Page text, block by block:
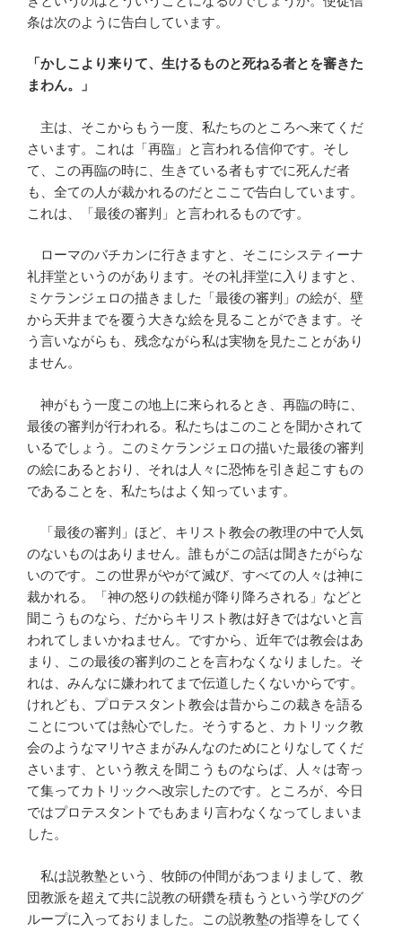
条は次のように告白しています。
「かしこより来りて、生けるものと死ねる者とを審きた
まわん。」
主は、そこからもう一度、私たちのところへ来てくだ
さいます。これは「再臨」と言われる信仰です。そし
て、この再臨の時に、生きている者もすでに死んだ者
も、全ての人が裁かれるのだとここで告白しています。
これは、「最後の審判」と言われるものです。
ローマのバチカンに行きますと、そこにシスティーナ
礼拝堂というのがあります。その礼拝堂に入りますと、
ミケランジェロの描きました「最後の審判」の絵が、壁
から天井までを覆う大きな絵を見ることができます。そ
う言いながらも、残念ながら私は実物を見たことがあり
ません。
神がもう一度この地上に来られるとき、再臨の時に、
最後の審判が行われる。私たちはこのことを聞かされて
いるでしょう。このミケランジェロの描いた最後の審判
の絵にあるとおり、それは人々に恐怖を引き起こすもの
であることを、私たちはよく知っています。
「最後の審判」ほど、キリスト教会の教理の中で人気
のないものはありません。誰もがこの話は聞きたがらな
いのです。この世界がやがて滅び、すべての人々は神に
裁かれる。「神の怒りの鉄槌が降り降ろされる」などと
聞こうものなら、だからキリスト教は好きではないと言
われてしまいかねません。ですから、近年では教会はあ
まり、この最後の審判のことを言わなくなりました。そ
れは、みんなに嫌われてまで伝道したくないからです。
けれども、プロテスタント教会は昔からこの裁きを語る
ことについては熱心でした。そうすると、カトリック教
会のようなマリヤさまがみんなのためにとりなしてくだ
さいます、という教えを聞こうものならば、人々は寄っ
て集ってカトリックへ改宗したのです。ところが、今日
ではプロテスタントでもあまり言わなくなってしまいま
した。
私は説教塾という、牧師の仲間があつまりまして、教
団教派を超えて共に説教の研鑽を積もうという学びのグ
ループに入っておりました。この説教塾の指導をしてく